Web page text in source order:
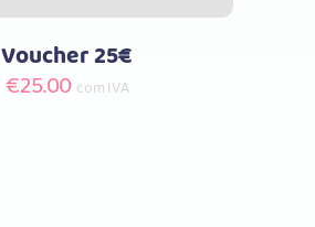
Voucher 25€
€25.00 com IVA